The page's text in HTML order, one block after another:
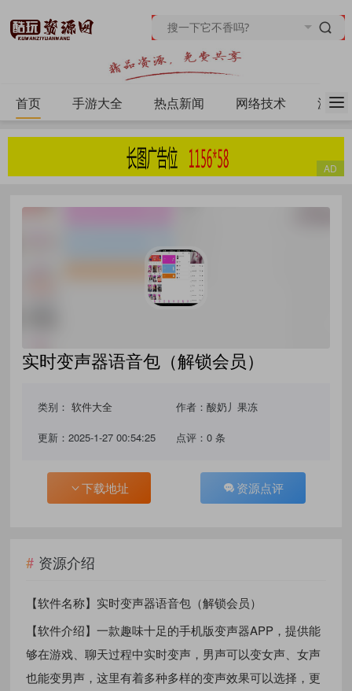
首页 手游大全 热点新闻 网络技术 源码
实时变声器语音包（解锁会员）
类别：软件大全 作者：酸奶丿果冻
更新：2025-1-27 00:54:25 点评：0 条
下载地址 资源点评
资源介绍
【软件名称】实时变声器语音包（解锁会员）
【软件介绍】一款趣味十足的手机版变声器APP，提供能
够在游戏、聊天过程中实时变声，男声可以变女声、女声
也能变男声，这里有着多种多样的变声效果可以选择，更